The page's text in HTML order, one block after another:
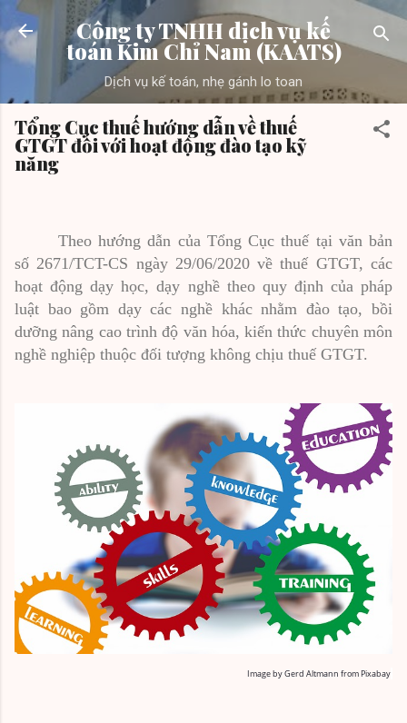
Chuyển đến nội dung chính
Công ty TNHH dịch vụ kế
toán Kim Chỉ Nam (KAATS)
Dịch vụ kế toán, nhẹ gánh lo toan
Tổng Cục thuế hướng dẫn về thuế
GTGT đối với hoạt động đào tạo kỹ
năng
Theo hướng dẫn của Tổng Cục thuế tại văn bản
số 2671/TCT-CS ngày 29/06/2020 về thuế GTGT, các
hoạt động dạy học, dạy nghề theo quy định của pháp
luật bao gồm dạy các nghề khác nhằm đào tạo, bồi
dưỡng nâng cao trình độ văn hóa, kiến thức chuyên môn
nghề nghiệp thuộc đối tượng không chịu thuế GTGT.
Image byGerd Altmann fromPixabay